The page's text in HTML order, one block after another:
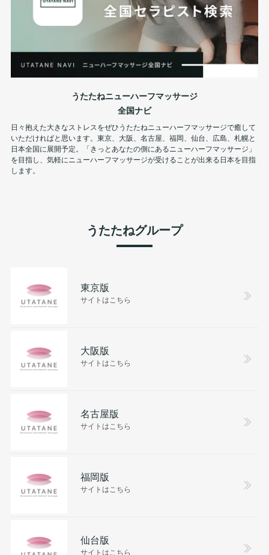
うたたねニューハーフマッサージ
全国ナビ
日々抱えた大きなストレスをぜひうたたねニューハーフマッサージで癒して
いただければと思います。東京、大阪、名古屋、福岡、仙台、広島、札幌と
日本全国に展開予定。「きっとあなたの側にあるニューハーフマッサージ」
を目指し、気軽にニューハーフマッサージが受けることが出来る日本を目指
します。
うたたねグループ
東京版
サイトはこちら
大阪版
サイトはこちら
名古屋版
サイトはこちら
福岡版
サイトはこちら
仙台版
サイトはこちら